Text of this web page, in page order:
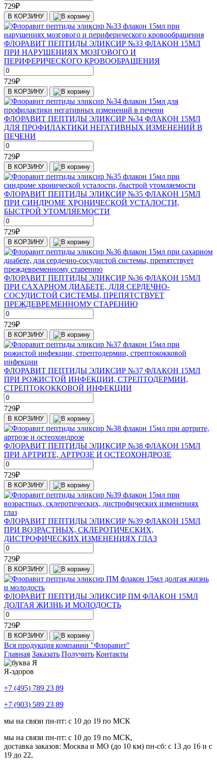
729₽
В КОРЗИНУ
ФЛОРАВИТ ПЕПТИДЫ ЭЛИКСИР №33 ФЛАКОН 15МЛ
ПРИ НАРУШЕНИЯХ МОЗГОВОГО И
ПЕРИФЕРИЧЕСКОГО КРОВООБРАЩЕНИЯ
729₽
В КОРЗИНУ
ФЛОРАВИТ ПЕПТИДЫ ЭЛИКСИР №34 ФЛАКОН 15МЛ
ДЛЯ ПРОФИЛАКТИКИ НЕГАТИВНЫХ ИЗМЕНЕНИЙ В
ПЕЧЕНИ
729₽
В КОРЗИНУ
ФЛОРАВИТ ПЕПТИДЫ ЭЛИКСИР №35 ФЛАКОН 15МЛ
ПРИ СИНДРОМЕ ХРОНИЧЕСКОЙ УСТАЛОСТИ,
БЫСТРОЙ УТОМЛЯЕМОСТИ
729₽
В КОРЗИНУ
ФЛОРАВИТ ПЕПТИДЫ ЭЛИКСИР №36 ФЛАКОН 15МЛ
ПРИ САХАРНОМ ДИАБЕТЕ, ДЛЯ СЕРДЕЧНО-
СОСУДИСТОЙ СИСТЕМЫ, ПРЕПЯТСТВУЕТ
ПРЕЖДЕВРЕМЕННОМУ СТАРЕНИЮ
729₽
В КОРЗИНУ
ФЛОРАВИТ ПЕПТИДЫ ЭЛИКСИР №37 ФЛАКОН 15МЛ
ПРИ РОЖИСТОЙ ИНФЕКЦИИ, СТРЕПТОДЕРМИИ,
СТРЕПТОКОККОВОЙ ИНФЕКЦИИ
729₽
В КОРЗИНУ
ФЛОРАВИТ ПЕПТИДЫ ЭЛИКСИР №38 ФЛАКОН 15МЛ
ПРИ АРТРИТЕ, АРТРОЗЕ И ОСТЕОХОНДРОЗЕ
729₽
В КОРЗИНУ
ФЛОРАВИТ ПЕПТИДЫ ЭЛИКСИР №39 ФЛАКОН 15МЛ
ПРИ ВОЗРАСТНЫХ, СКЛЕРОТИЧЕСКИХ,
ДИСТРОФИЧЕСКИХ ИЗМЕНЕНИЯХ ГЛАЗ
729₽
В КОРЗИНУ
ФЛОРАВИТ ПЕПТИДЫ ЭЛИКСИР ПМ ФЛАКОН 15МЛ
ДОЛГАЯ ЖИЗНЬ И МОЛОДОСТЬ
729₽
В КОРЗИНУ
Вся продукция компании "Флоравит"
Главная Заказать Получить Контакты
Я-здоров
+7 (495) 789 23 89
+7 (903) 589 23 89
мы на связи пн-пт: с 10 до 19 по МСК
мы на связи пн-пт: с 10 до 19 по МСК,
доставка заказов: Москва и МО (до 10 км) пн-сб: с 13 до 16 и с
19 до 22,